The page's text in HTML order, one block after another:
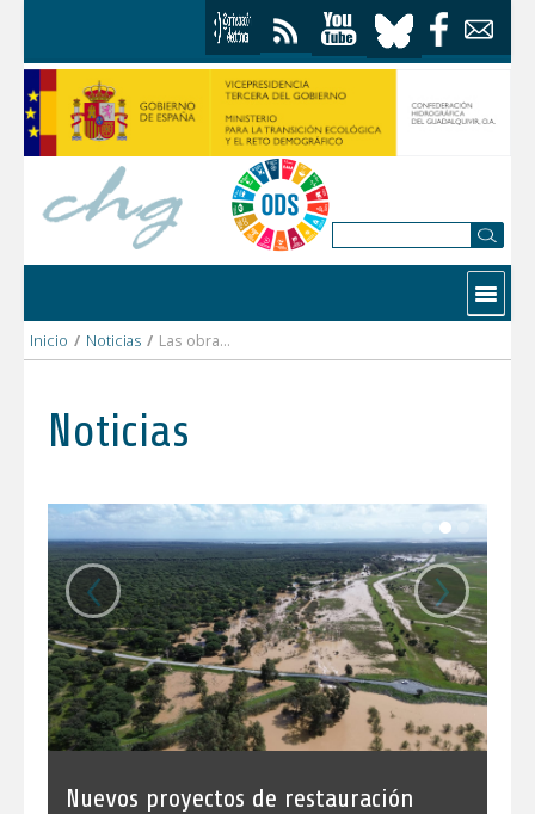
Contactar
Inicio / Noticias / Las obras de emergencia en Jaén avanzan con once actuaciones activadas y una inversión de 6 millones para reparar los daños de las borrascas
Noticias
Nuevos proyectos de restauración
‹ ›